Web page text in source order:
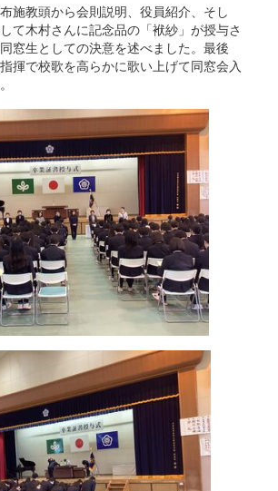
施教頭から会則説明、役員紹介、そし
て木村さんに記念品の「袱紗」が授与さ
窓生としての決意を述べました。最後
揮で校歌を高らかに歌い上げて同窓会入